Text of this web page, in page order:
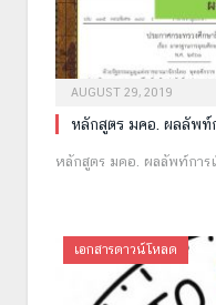
AUGUST 29, 2019
หลักสูตร มคอ. ผลลัพท์
หลักสูตร มคอ. ผลลัพท์การ
เอกสารดาวน์โหลด